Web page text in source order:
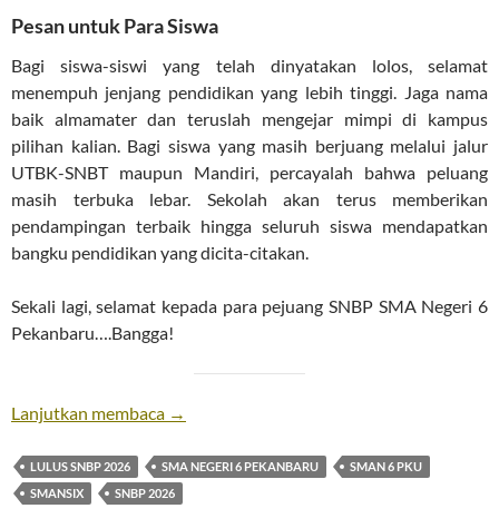
Pesan untuk Para Siswa
Bagi siswa-siswi yang telah dinyatakan lolos, selamat
menempuh jenjang pendidikan yang lebih tinggi. Jaga nama
baik almamater dan teruslah mengejar mimpi di kampus
pilihan kalian. Bagi siswa yang masih berjuang melalui jalur
UTBK-SNBT maupun Mandiri, percayalah bahwa peluang
masih terbuka lebar. Sekolah akan terus memberikan
pendampingan terbaik hingga seluruh siswa mendapatkan
bangku pendidikan yang dicita-citakan.
Sekali lagi, selamat kepada para pejuang SNBP SMA Negeri 6
Pekanbaru….Bangga!
Lanjutkan membaca Lulus SNBP 2026
→
LULUS SNBP 2026 SMA NEGERI 6 PEKANBARU
SMAN 6 PKU
SMANSIX
SNBP 2026